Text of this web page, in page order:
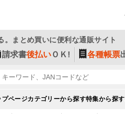
。まとめ買いに便利な通販サイト
請求書後払いＯＫ! 各種帳票
プページカテゴリーから探す特集から探す